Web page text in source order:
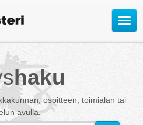
Avaa
haku
osoitteen, toimialan tai
avulla.